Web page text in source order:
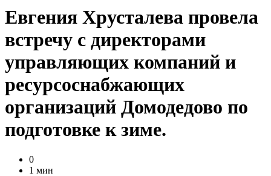
Евгения Хрусталева провела
встречу с директорами
управляющих компаний и
ресурсоснабжающих
организаций Домодедово по
подготовке к зиме.
0
1 мин